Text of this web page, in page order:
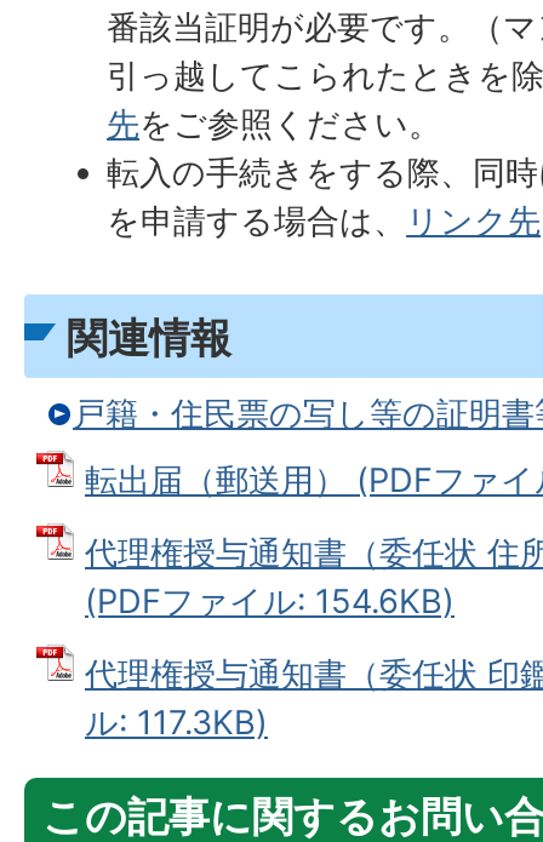
番該当証明が必要です。（
引っ越してこられたときを
先をご参照ください。
転入の手続きをする際、同
を申請する場合は、
リンク先
関連情報
戸籍・住民票の写し等の証明
転出届（郵送用） (PDFファ
代理権授与通知書（委任状 住
(PDFファイル: 154.6KB)
代理権授与通知書（委任状 印
ル: 117.3KB)
この記事に関するお問い